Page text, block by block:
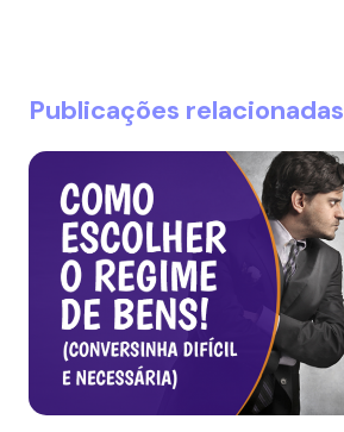
Publicações relacionadas